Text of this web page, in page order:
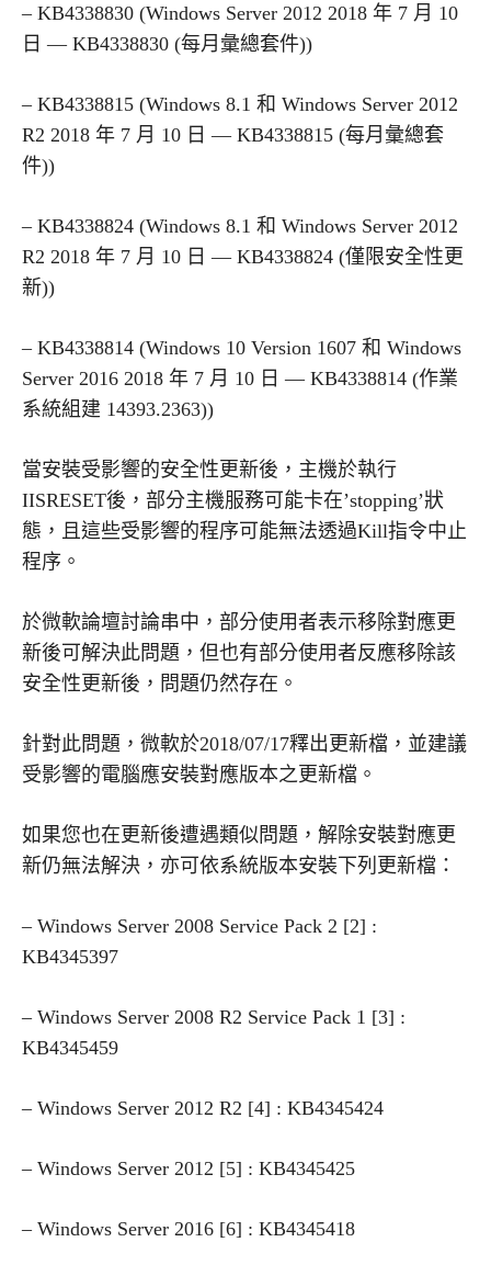
– KB4338830 (Windows Server 2012 2018 年 7 月 10
日 — KB4338830 (每月彙總套件))
– KB4338815 (Windows 8.1 和 Windows Server 2012
R2 2018 年 7 月 10 日 — KB4338815 (每月彙總套
件))
– KB4338824 (Windows 8.1 和 Windows Server 2012
R2 2018 年 7 月 10 日 — KB4338824 (僅限安全性更
新))
– KB4338814 (Windows 10 Version 1607 和 Windows
Server 2016 2018 年 7 月 10 日 — KB4338814 (作業
系統組建 14393.2363))
當安裝受影響的安全性更新後，主機於執行
IISRESET後，部分主機服務可能卡在’stopping’狀
態，且這些受影響的程序可能無法透過Kill指令中止
程序。
於微軟論壇討論串中，部分使用者表示移除對應更
新後可解決此問題，但也有部分使用者反應移除該
安全性更新後，問題仍然存在。
針對此問題，微軟於2018/07/17釋出更新檔，並建議
受影響的電腦應安裝對應版本之更新檔。
如果您也在更新後遭遇類似問題，解除安裝對應更
新仍無法解決，亦可依系統版本安裝下列更新檔：
– Windows Server 2008 Service Pack 2 [2] :
KB4345397
– Windows Server 2008 R2 Service Pack 1 [3] :
KB4345459
– Windows Server 2012 R2 [4] : KB4345424
– Windows Server 2012 [5] : KB4345425
– Windows Server 2016 [6] : KB4345418